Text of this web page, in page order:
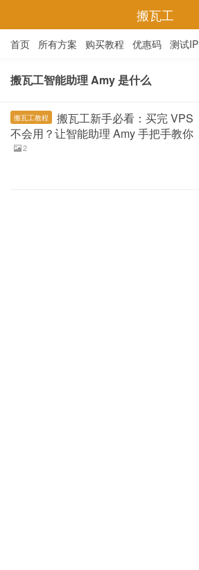
搬瓦工
首页 所有方案 购买教程 优惠码 测试IP
搬瓦工智能助理 Amy 是什么
搬瓦工教程
搬瓦工新手必看：买完 VPS
不会用？让智能助理 Amy 手把手教你
2